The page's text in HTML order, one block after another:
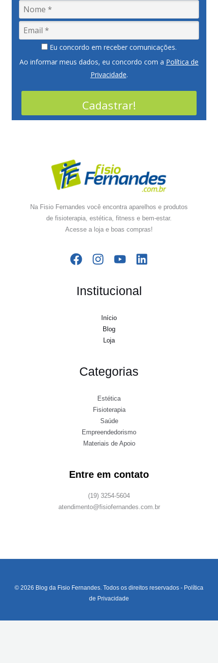
Eu concordo em receber comunicações.
Ao informar meus dados, eu concordo com a Política de
Privacidade.
Cadastrar!
Na Fisio Fernandes você encontra aparelhos e produtos
de fisioterapia, estética, fitness e bem-estar.
Acesse a loja e boas compras!
Institucional
Início
Blog
Loja
Categorias
Estética
Fisioterapia
Saúde
Empreendedorismo
Materiais de Apoio
Entre em contato
(19) 3254-5604
atendimento@fisiofernandes.com.br
© 2026 Blog da Fisio Fernandes. Todos os direitos reservados - Política
de Privacidade